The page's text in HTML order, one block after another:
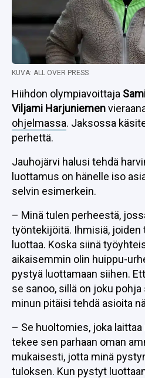
KUVA: ALL OVER PRESS
Hiihdon olympiavoittaja
Viljami Harjuniemen
ohjelmassa. Jaksossa
perhettä.
Jauhojärvi halusi tehdä
luottamus on hänelle iso
selvin esimerkein.
– Minä tulen perheestä,
työntekijöitä. Ihmisiä, joiden
luottaa. Koska siinä
aikaisemmin olin huippu-
pystyä luottamaan siihen.
se sanoo, sillä on joku
minun pitäisi tehdä asioita
– Se huoltomies, joka
tekee sen parhaan oman
mukaisesti, jotta minä
tuloksen. Kun pystyt